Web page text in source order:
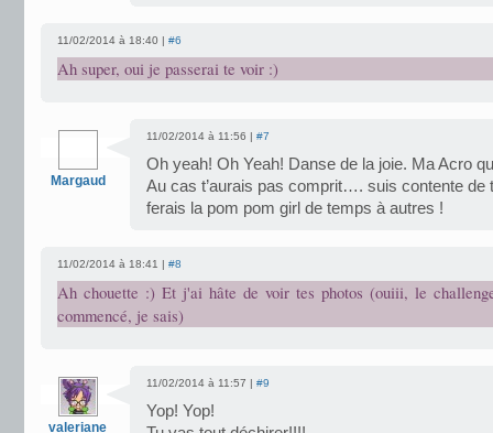
11/02/2014 à 18:40 | #6
Ah super, oui je passerai te voir :)
Margaud
11/02/2014 à 11:56 | #7
Oh yeah! Oh Yeah! Danse de la joie. Ma Acro
Au cas t’aurais pas comprit…. suis contente de
ferais la pom pom girl de temps à autres !
11/02/2014 à 18:41 | #8
Ah chouette :) Et j'ai hâte de voir tes photos (ouiii, le
commencé, je sais)
valeriane
11/02/2014 à 11:57 | #9
Yop! Yop!